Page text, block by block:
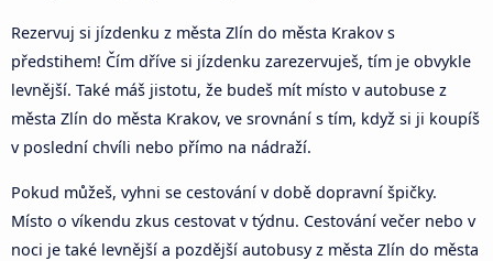
Rezervuj si jízdenku z města Zlín do města Krakov s
předstihem! Čím dříve si jízdenku zarezervuješ, tím je obvykle
levnější. Také máš jistotu, že budeš mít místo v autobuse z
města Zlín do města Krakov, ve srovnání s tím, když si ji koupíš
v poslední chvíli nebo přímo na nádraží.
Pokud můžeš, vyhni se cestování v době dopravní špičky.
Místo o víkendu zkus cestovat v týdnu. Cestování večer nebo v
noci je také levnější a pozdější autobusy z města Zlín do města